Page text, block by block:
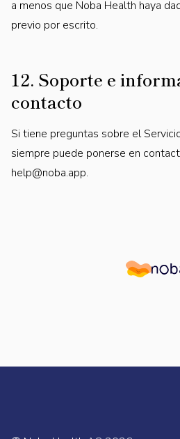
a menos que Noba Health haya
previo por escrito.
12. Soporte e
contacto
Si tiene preguntas sobre el
siempre puede ponerse en
help@noba.app.
Noba